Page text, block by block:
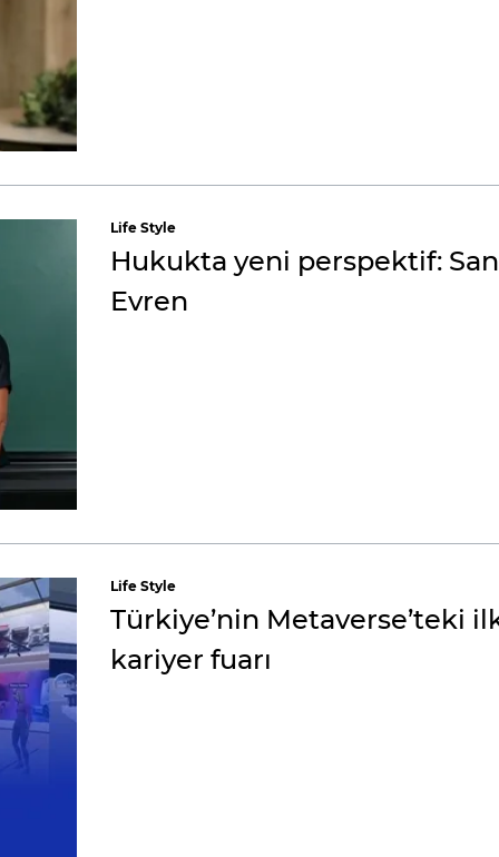
Life Style
Hukukta yeni perspektif:
Evren
Life Style
Türkiye’nin Metaverse’teki
kariyer fuarı